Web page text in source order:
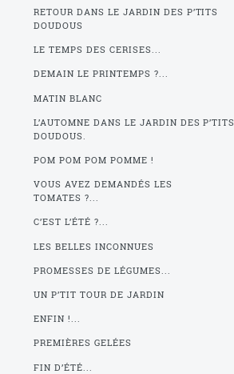
RETOUR DANS LE JARDIN DES P’TITS
DOUDOUS
LE TEMPS DES CERISES...
DEMAIN LE PRINTEMPS ?...
MATIN BLANC
L’AUTOMNE DANS LE JARDIN DES P’TITS
DOUDOUS.
POM POM POM POMME !
VOUS AVEZ DEMANDÉS LES
TOMATES ?...
C’EST L’ÉTÉ ?...
LES BELLES INCONNUES
PROMESSES DE LÉGUMES...
UN P’TIT TOUR DE JARDIN
ENFIN !...
PREMIÈRES GELÉES
FIN D’ÉTÉ...